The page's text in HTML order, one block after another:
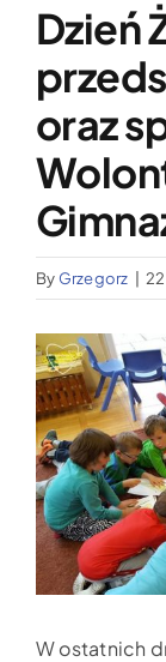
Jak możesz
Kontakt
Dzień
oraz
By Grzegorz
Pokaż
większy
obrazek
W ostatnich